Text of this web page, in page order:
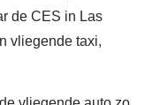
de CES in Las
vliegende taxi,